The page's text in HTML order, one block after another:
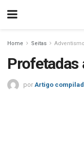
Home Seitas Adventismo
por Artigo